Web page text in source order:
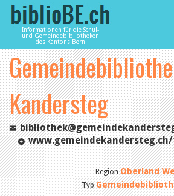
Informationen für die Schul-
und Gemeindebibliotheken
des Kantons Bern
Home
News und Fachbeiträge
Bibliotheken
Agenda
Kandersteg
RegionOberland
Typ